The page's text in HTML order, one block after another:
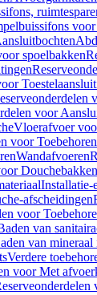
spoelbakken
voor
Vloerafvoer
voor
Wandafvoeren
Installatie-
afscheidingen
voor
van
van mineraal
Verdere
voor Met